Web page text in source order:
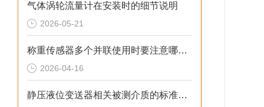
气体涡轮流量计在安装时的细节说明
2026-05-21
称重传感器多个并联使用时要注意哪些？
2026-04-16
静压液位变送器相关被测介质的标准解析